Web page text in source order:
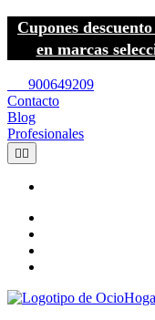
Cupones
en marcas
900649209
Contacto
Blog
Profesionales
 